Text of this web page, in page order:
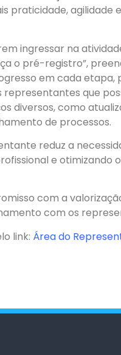
praticidade, agilidade
ingressar na
o pré-registro”,
em cada etapa,
que
diversos, como
de processos.
reduz a
e otimizando
com a
com os
link: Área do